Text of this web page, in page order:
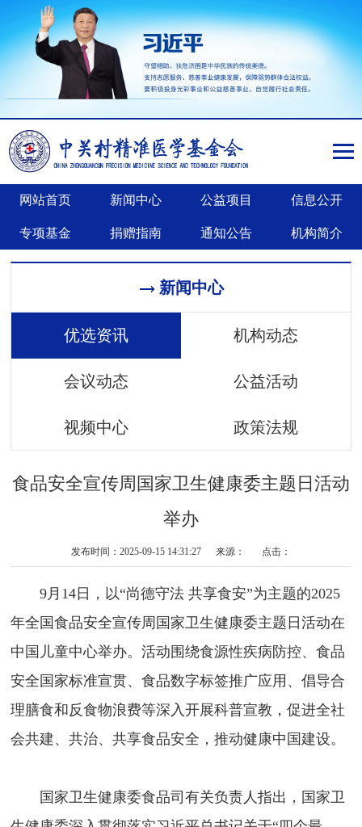
网站首页 新闻中心 公益项目 信息公开
专项基金 捐赠指南 通知公告 机构简介
新闻中心
优选资讯 机构动态
会议动态 公益活动
视频中心 政策法规
食品安全宣传周国家卫生健康委主题日活动
举办
发布时间：2025-09-15 14:31:27 来源： 点击：
9月14日，以“尚德守法 共享食安”为主题的2025
年全国食品安全宣传周国家卫生健康委主题日活动在
中国儿童中心举办。活动围绕食源性疾病防控、食品
安全国家标准宣贯、食品数字标签推广应用、倡导合
理膳食和反食物浪费等深入开展科普宣教，促进全社
会共建、共治、共享食品安全，推动健康中国建设。
国家卫生健康委食品司有关负责人指出，国家卫